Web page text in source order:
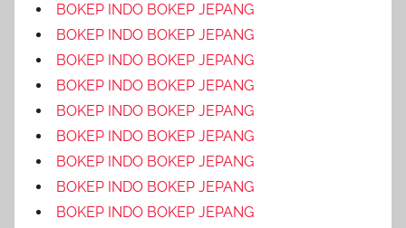
BOKEP INDO BOKEP JEPANG
BOKEP INDO BOKEP JEPANG
BOKEP INDO BOKEP JEPANG
BOKEP INDO BOKEP JEPANG
BOKEP INDO BOKEP JEPANG
BOKEP INDO BOKEP JEPANG
BOKEP INDO BOKEP JEPANG
BOKEP INDO BOKEP JEPANG
BOKEP INDO BOKEP JEPANG